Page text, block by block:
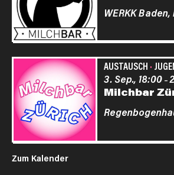
WERKK Baden,
AUSTAUSCH ·
Milchbar
3. Sep., 18:00–
Zum Kalender